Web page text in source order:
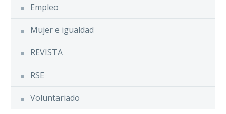
Empleo
Mujer e igualdad
REVISTA
RSE
Voluntariado